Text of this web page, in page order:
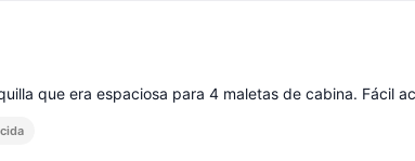
que era espaciosa para 4 maletas de cabina. Fácil